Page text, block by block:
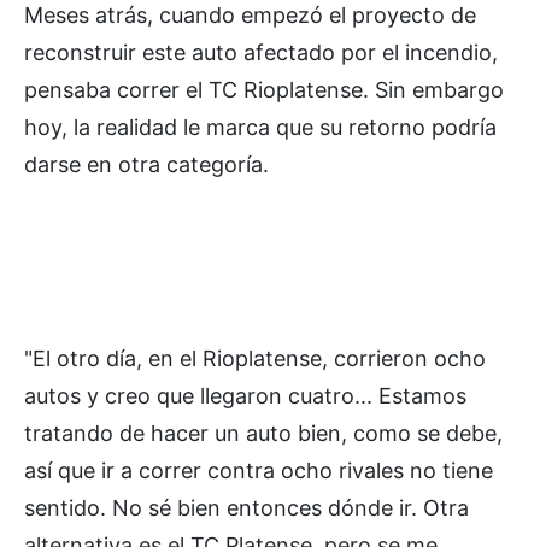
Meses atrás, cuando empezó el proyecto de
reconstruir este auto afectado por el incendio,
pensaba correr el TC Rioplatense. Sin embargo
hoy, la realidad le marca que su retorno podría
darse en otra categoría.
"El otro día, en el Rioplatense, corrieron ocho
autos y creo que llegaron cuatro... Estamos
tratando de hacer un auto bien, como se debe,
así que ir a correr contra ocho rivales no tiene
sentido. No sé bien entonces dónde ir. Otra